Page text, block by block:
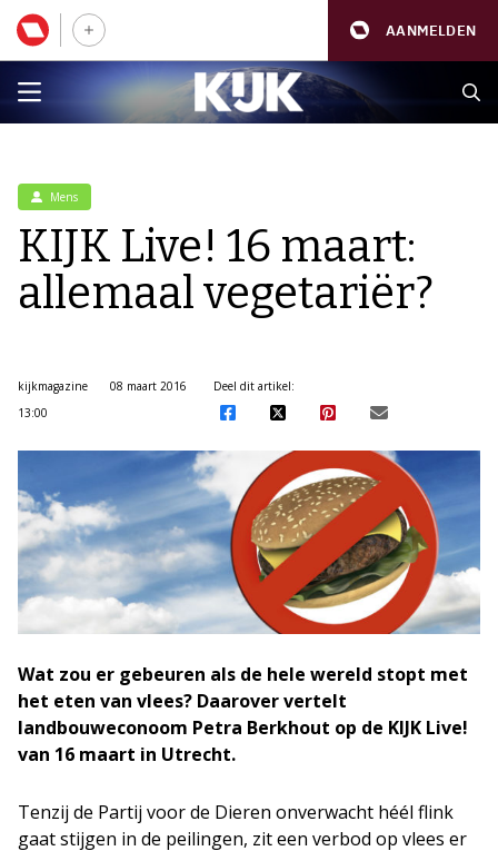
AANMELDEN
Mens
KIJK Live! 16 maart:
allemaal vegetariër?
kijkmagazine
08 maart 2016
13:00
Deel dit artikel:
Wat zou er gebeuren als de hele wereld stopt met
het eten van vlees? Daarover vertelt
landbouweconoom Petra Berkhout op de KIJK Live!
van 16 maart in Utrecht.
Tenzij de Partij voor de Dieren onverwacht héél flink
gaat stijgen in de peilingen, zit een verbod op vlees er